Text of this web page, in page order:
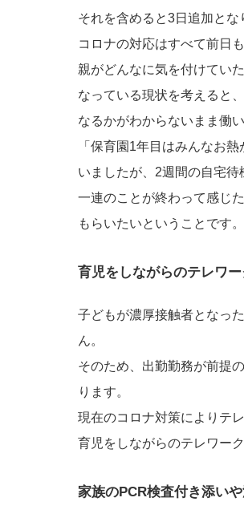
それを含めると3日追加とな
コロナの対応はすべて前日
親がどんなに気を付けてい
なっている現状を考えると
なるかがわからないまま働
「保育園1年目はみんなお
いましたが、2週間の自宅待
一連のことが終わって感じ
もらいたいということです。
育児をしながらのテレワ
子どもが濃厚接触者となっ
ん。
そのため、出勤勤務が前提
ります。
現在のコロナ対策によりテ
育児をしながらのテレワー
家族のPCR検査付き添い